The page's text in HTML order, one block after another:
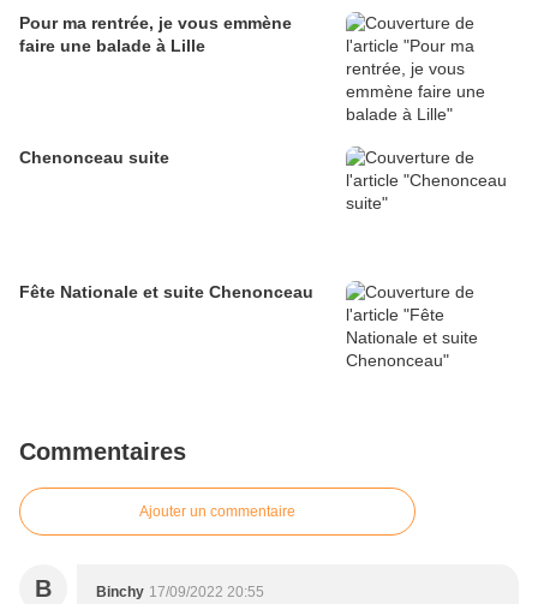
Pour ma rentrée, je vous emmène
faire une balade à Lille
Chenonceau suite
Fête Nationale et suite Chenonceau
Commentaires
Ajouter un commentaire
B Binchy 17/09/2022 20:55